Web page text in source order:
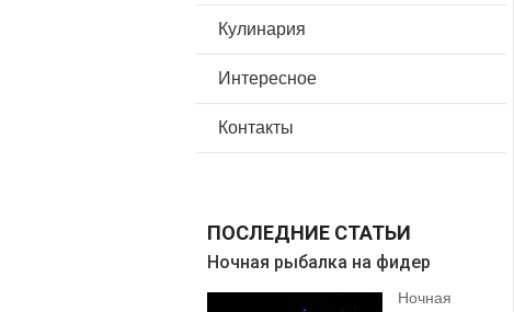
Кулинария
Интересное
Контакты
ПОСЛЕДНИЕ СТАТЬИ
Ночная рыбалка на фидер
Ночная